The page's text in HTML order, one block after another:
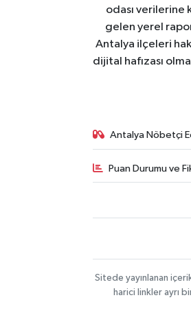
odası verilerine
gelen yerel
Antalya ilçeleri
dijital hafızası
Antalya Nöbetçi
Puan Durumu ve
Sitede yayınlanan
harici linkler ayrı